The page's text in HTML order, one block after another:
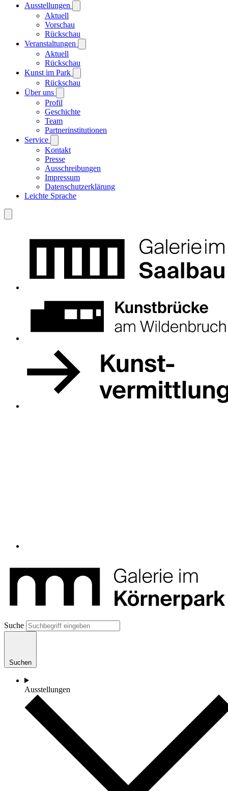
Ausstellungen
Aktuell
Vorschau
Rückschau
Veranstaltungen
Aktuell
Rückschau
Kunst im Park
Rückschau
Über uns
Profil
Geschichte
Team
Partnerinstitutionen
Service
Kontakt
Presse
Ausschreibungen
Impressum
Datenschutzerklärung
Leichte Sprache
Suche
Suchen
Ausstellungen